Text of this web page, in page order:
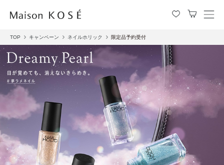
メ
閉
す
る
TOP キャンペーン ネイルホリック 限定品予約受付